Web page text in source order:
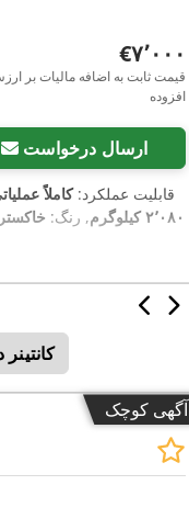
‎€۷٬۰۰۰
قیمت ثابت به اضافه مالیات بر
افزوده
ارسال درخواست
, قابلیت عملکرد:کاملاً
۲٬۰۸۰ کیلوگرم
, رنگ:
آگهی کوچک